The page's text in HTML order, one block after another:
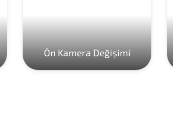
Ön Kamera Değişimi